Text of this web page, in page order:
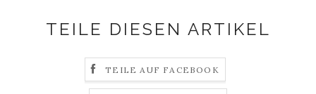
TEILE DIESEN ARTIKEL
TEILE AUF FACEBOOK